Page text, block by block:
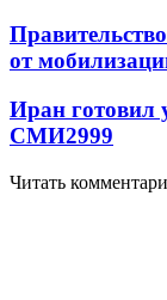
от
Иран готовил
СМИ2999
Читать